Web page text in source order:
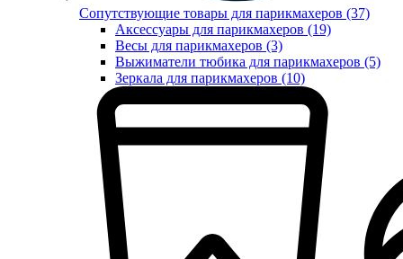
Сопутствующие товары для парикмахеров (37)
Аксессуары для парикмахеров (19)
Весы для парикмахеров (3)
Выжиматели тюбика для парикмахеров (5)
Зеркала для парикмахеров (10)